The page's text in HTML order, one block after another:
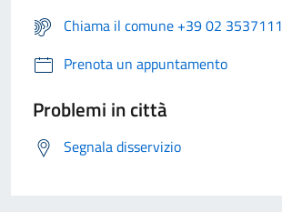
Chiama il comune +39 02 3537111
Prenota un appuntamento
Problemi in città
Segnala disservizio